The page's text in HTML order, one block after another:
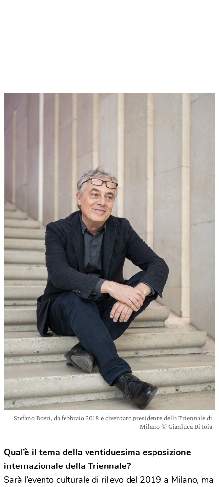
Stefano Boeri, da febbraio 2018 è diventato presidente della Triennale di
Milano © Gianluca Di Ioia
Qual’è il tema della ventiduesima esposizione
internazionale della Triennale?
Sarà l’evento culturale di rilievo del 2019 a Milano, ma